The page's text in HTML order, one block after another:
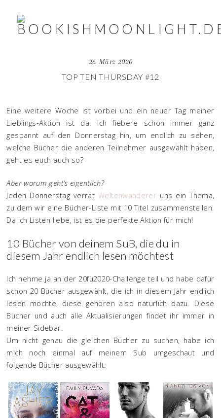
26. März 2020
TOP TEN THURSDAY #12
Eine weitere Woche ist vorbei und ein neuer Tag meiner
Lieblings-Aktion ist da. Ich fiebere schon immer ganz
gespannt auf den Donnerstag hin, um endlich zu sehen,
welche Bücher die anderen Teilnehmer ausgewählt haben,
geht es euch auch so?
Aber worum geht’s eigentlich?
Jeden Donnerstag verrätWeltenwanderer uns ein Thema,
zu dem wir eine Bücher-Liste mit 10 Titel zusammenstellen.
Da ich Listen liebe, ist es die perfekte Aktion für mich!
10 Bücher von deinem SuB, die du in
diesem Jahr endlich lesen möchtest
Ich nehme ja an der 20fü2020-Challenge teil und habe dafür
schon 20 Bücher ausgewählt, die ich in diesem Jahr endlich
lesen möchte, diese gehören also natürlich dazu. Diese
Bücher und auch alle Aktualisierungen findet ihr immer in
meiner Sidebar.
Um nicht genau die gleichen Bücher zu suchen, habe ich
mich noch einmal auf meinem Sub umgeschaut und
folgende Bücher ausgewählt: